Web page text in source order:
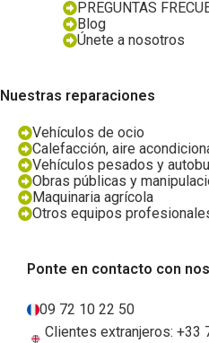
PREGUNTAS
Blog
Únete a nosotros
Nuestras reparaciones
Vehículos de ocio
Calefacción, aire
Vehículos pesados y
Obras públicas y
Maquinaria agrícola
Otros equipos
Ponte en contacto con
09 72 10 22 50
Clientes extranjeros: +33